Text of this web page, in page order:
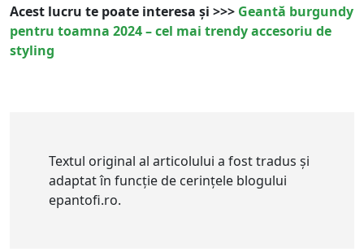
Acest lucru te poate interesa și >>> Geantă burgundy
pentru toamna 2024 – cel mai trendy accesoriu de
styling
Textul original al articolului a fost tradus și
adaptat în funcție de cerințele blogului
epantofi.ro.